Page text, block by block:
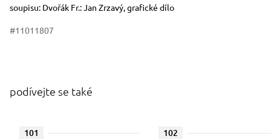
soupisu: Dvořák Fr.: Jan Zrzavý, grafické dílo
#11011807
podívejte se také
101 102